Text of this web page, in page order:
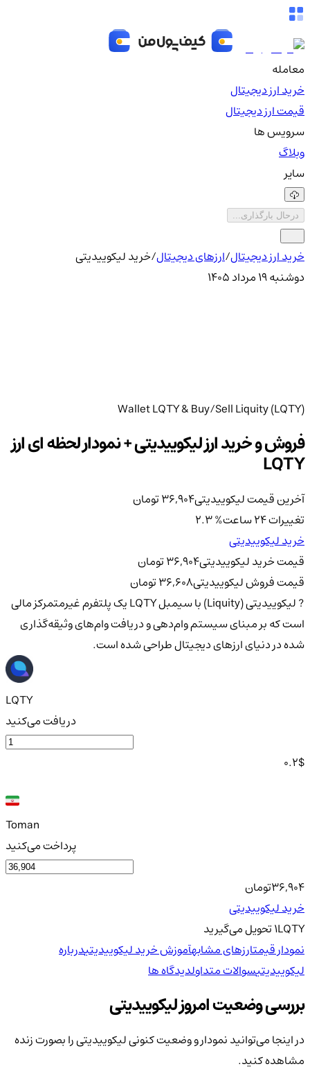
معامله
خرید ارز دیجیتال
قیمت ارز دیجیتال
سرویس ها
وبلاگ
سایر
درحال بارگذاری...
خرید ارز دیجیتال/ارزهای دیجیتال/خرید لیکوییدیتی
دوشنبه ۱۹ مرداد ۱۴۰۵
Wallet LQTY & Buy/Sell Liquity (LQTY)
فروش و خرید ارز لیکوییدیتی + نمودار لحظه ای ارز
LQTY
آخرین قیمت لیکوییدیتی36,904تومان
تغییرات 24 ساعت
2.3%
خرید لیکوییدیتی
قیمت خرید لیکوییدیتی36,904تومان
قیمت فروش لیکوییدیتی36,608تومان
? لیکوییدیتی (Liquity) با سیمبل LQTY یک پلتفرم غیرمتمرکز مالی
است که بر مبنای سیستم وام‌دهی و دریافت وام‌های وثیقه‌گذاری
شده در دنیای ارزهای دیجیتال طراحی شده است.
LQTY
دریافت می‌کنید
0.2$
Toman
پرداخت می‌کنید
36,904تومان
خرید لیکوییدیتی
1LQTY تحویلمی‌گیرید
نمودار قیمتارزهای مشابهآموزش خرید لیکوییدیتیدرباره
لیکوییدیتیسوالات متداولدیدگاه ها
بررسی وضعیت امروز لیکوییدیتی
در اینجا می‌توانید نمودار و وضعیت کنونی لیکوییدیتی را بصورت زنده
مشاهده کنید.